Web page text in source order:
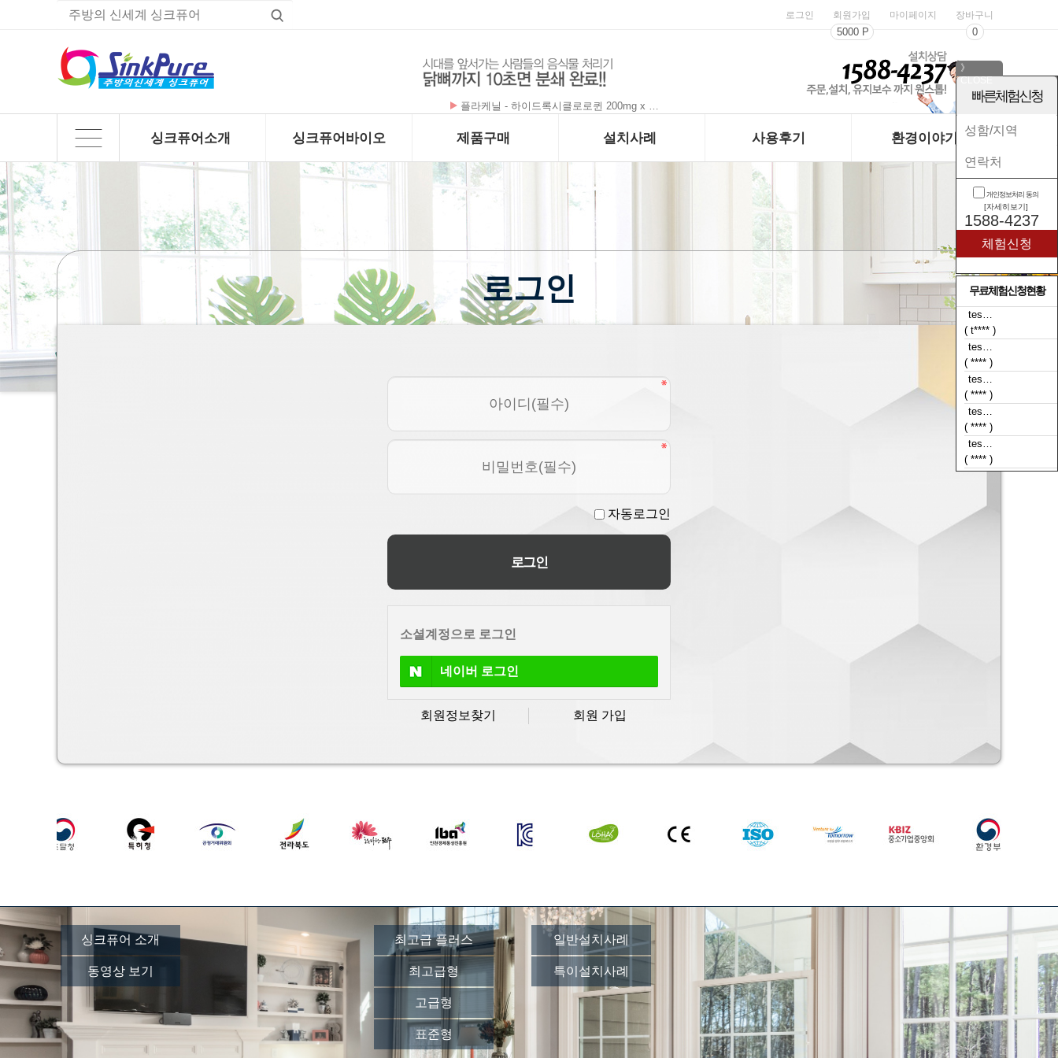
로그인 회원가입
5000 P
마이페이지 장바구니
0
플라케닐 - 하이드록시클로로퀸 200mg x …
싱크퓨어소개 싱크퓨어바이오
제품구매
하위분류
설치사례
하위분류
사용후기 환경이야기
로그인
자동로그인
소셜계정으로 로그인
네이버 로그인
회원정보찾기 회원 가입
싱크퓨어 소개
동영상 보기
최고급 플러스
최고급형
고급형
표준형
일반설치사례
특이설치사례
》
빠른체험신청
개인정보처리 동의
[자세히보기]
1588-4237
무료체험신청현황
tes…
( t**** )
tes…
( **** )
tes…
( **** )
tes…
( **** )
tes…
( **** )